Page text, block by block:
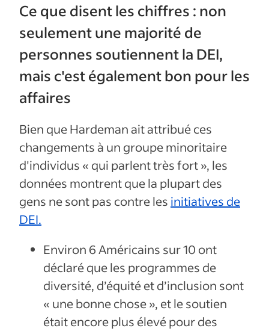
Ce que disent les chiffres : non
seulement une majorité de
personnes soutiennent la DEI,
mais c'est également bon pour les
affaires
Bien que Hardeman ait attribué ces
changements à un groupe minoritaire
d'individus « qui parlent très fort », les
données montrent que la plupart des
gens ne sont pas contre les initiatives de
DEI.
Environ 6 Américains sur 10 ont
déclaré que les programmes de
diversité, d’équité et d’inclusion sont
« une bonne chose », et le soutien
était encore plus élevé pour des